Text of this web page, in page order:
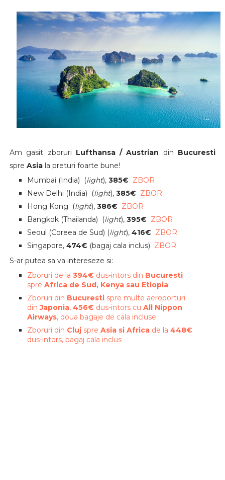
Am gasit zboruri Lufthansa / Austrian din Bucuresti
spre Asia la preturi foarte bune!
Mumbai (India)
(light), 385€ ZBOR
New Delhi (India)
(light), 385€ ZBOR
Hong Kong
(light), 386€ ZBOR
Bangkok (Thailanda)
(light), 395€ ZBOR
Seoul (Coreea de Sud) (light), 416€ ZBOR
Singapore, 474€ (bagaj cala inclus) ZBOR
S-ar putea sa va intereseze si:
Zboruri de la 394€ dus-intors din Bucuresti
spre Africa de Sud, Kenya sau Etiopia!
Zboruri din Bucurestispre multe aeroporturi
din Japonia, 456€ dus-intors cu All Nippon
Airways, doua bagaje de cala incluse
Zboruri din Cluj spre Asia si Africa de la 448€
dus-intors, bagaj cala inclus